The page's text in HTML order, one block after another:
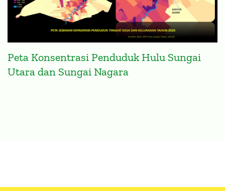
Peta Konsentrasi Penduduk Hulu Sungai
Utara dan Sungai Nagara